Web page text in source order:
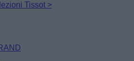
Tissot >